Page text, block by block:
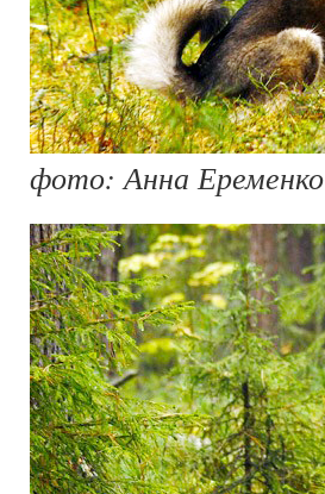
фото: Анна Еременко